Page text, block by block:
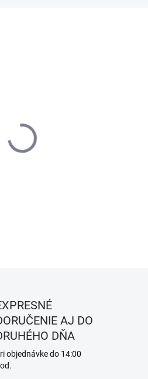
AJ DO
DŇA
objednávke do 14:00